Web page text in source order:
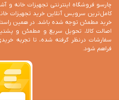
چارسو فروشگاه اینترنتی تجهیزات خانه و
کامل‌ترین سرویس آنلاین خرید تجهیزات
اصالت کالا، تحویل سریع و مطمئن و
سفارشات درنظر گرفته شده، تا تجربه
فراهم شود.